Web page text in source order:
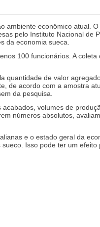
ambiente econômico atual.
pelo Instituto Nacional de
da economia sueca.
100 funcionários. A coleta
quantidade de valor
de acordo com a amostra
da pesquisa.
volumes de
números absolutos,
e o estado geral da
Isso pode ter um efeito